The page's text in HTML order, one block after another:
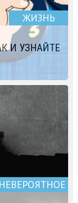
ЖИЗНЬ
И УЗНАЙТЕ
НЕВЕРОЯТНОЕ